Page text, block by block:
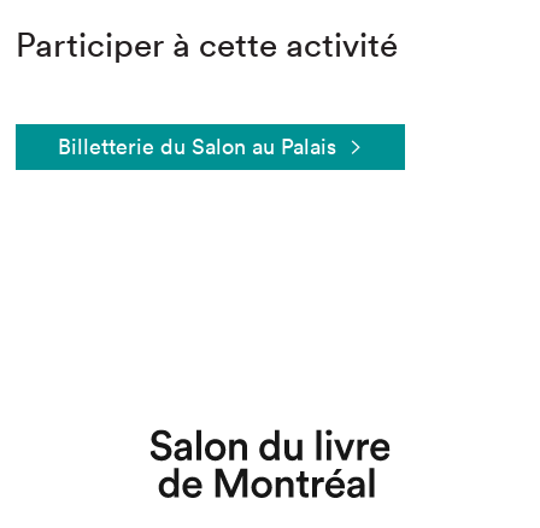
Participer à cette activité
Billetterie du Salon au Palais